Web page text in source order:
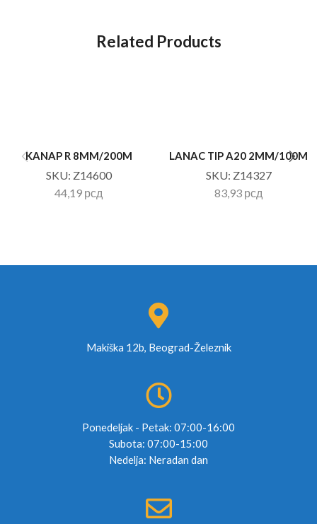
Related Products
KANAP R 8MM/200M
SKU: Z14600
44,19 рсд
LANAC TIP A20 2MM/100M
SKU: Z14327
83,93 рсд
Makiška 12b, Beograd-Železnik
Ponedeljak - Petak: 07:00-16:00
Subota: 07:00-15:00
Nedelja: Neradan dan